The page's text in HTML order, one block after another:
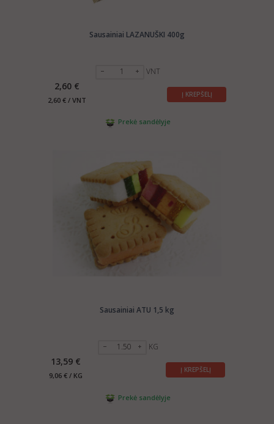
Sausainiai LAZANUŠKI 400g
VNT
2,60 €
2,60 € / VNT
Į KREPŠELĮ
Prekė sandėlyje
Sausainiai ATU 1,5 kg
KG
13,59 €
9,06 € / KG
Į KREPŠELĮ
Prekė sandėlyje